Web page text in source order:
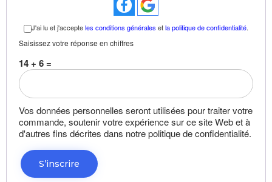
J'ai lu et j'accepteles conditions générales etla politique de confidentialité.
Saisissez votre réponse en chiffres
14 + 6 =
Vos données personnelles seront utilisées pour traiter votre
commande, soutenir votre expérience sur ce site Web et à
d'autres fins décrites dans notre politique de confidentialité.
S’inscrire